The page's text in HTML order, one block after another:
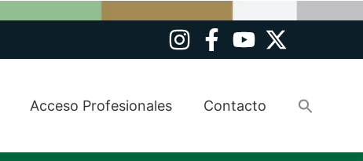
Acceso Profesionales Contacto